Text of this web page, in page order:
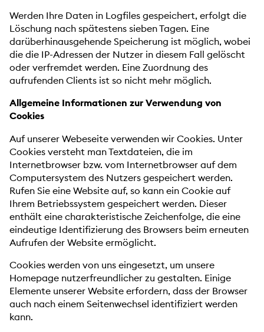
Werden Ihre Daten in Logfiles gespeichert, erfolgt die
Löschung nach spätestens sieben Tagen. Eine
darüberhinausgehende Speicherung ist möglich, wobei
die die IP-Adressen der Nutzer in diesem Fall gelöscht
oder verfremdet werden. Eine Zuordnung des
aufrufenden Clients ist so nicht mehr möglich.
Allgemeine Informationen zur Verwendung von
Cookies
Auf unserer Webeseite verwenden wir Cookies. Unter
Cookies versteht man Textdateien, die im
Internetbrowser bzw. vom Internetbrowser auf dem
Computersystem des Nutzers gespeichert werden.
Rufen Sie eine Website auf, so kann ein Cookie auf
Ihrem Betriebssystem gespeichert werden. Dieser
enthält eine charakteristische Zeichenfolge, die eine
eindeutige Identifizierung des Browsers beim erneuten
Aufrufen der Website ermöglicht.
Cookies werden von uns eingesetzt, um unsere
Homepage nutzerfreundlicher zu gestalten. Einige
Elemente unserer Website erfordern, dass der Browser
auch nach einem Seitenwechsel identifiziert werden
kann.